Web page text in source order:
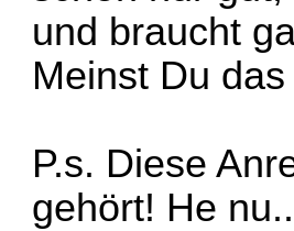
und braucht
Meinst Du
P.s. Diese
gehört! He